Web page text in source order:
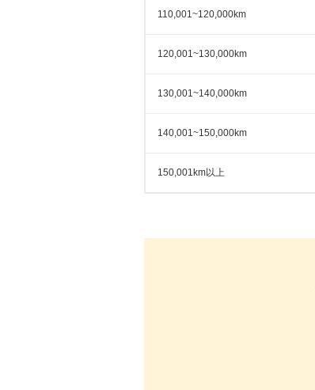
110,001~120,000km
120,001~130,000km
130,001~140,000km
140,001~150,000km
150,001km以上